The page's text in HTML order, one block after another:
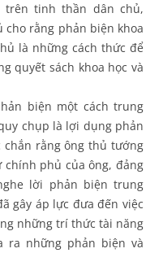
tinh thần dân chủ,
cho rằng phản biện khoa
là những cách thức để
quyết sách khoa học và
biện một cách trung
chụp là lợi dụng phản
chắn rằng ông thủ tướng
phủ của ông, đảng
lời phản biện trung
gây áp lực đưa đến việc
những trí thức tài năng
ra những phản biện và